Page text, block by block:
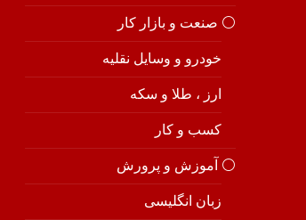
⚪️ صنعت و بازار کار
خودرو و وسایل نقلیه
ارز ، طلا و سکه
کسب و کار
⚪️ آموزش و پرورش
زبان انگلیسی